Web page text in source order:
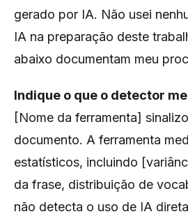
gerado por IA. Não usei
IA na preparação deste
abaixo documentam meu
Indique o que o detector
[Nome da ferramenta]
documento. A ferramenta
estatísticos, incluindo
da frase, distribuição de
não detecta o uso de IA